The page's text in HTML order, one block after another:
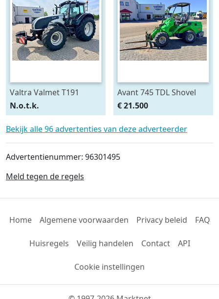
Valtra Valmet T191
HiTech
N.o.t.k.
Avant 745 TDL Shovel
€ 21.500
Bekijk alle 96 advertenties van deze adverteerder
Advertentienummer: 96301495
Meld tegen de regels
Home Algemene voorwaarden Privacy beleid FAQ
Huisregels Veilig handelen Contact API
Cookie instellingen